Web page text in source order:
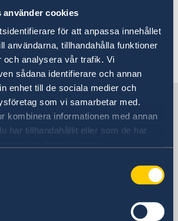
använder cookies
för att anpassa innehållet
användarna, tillhandahålla funktioner
och analysera vår trafik. Vi
sådana identifierare och annan
enhet till de sociala medier och
som vi samarbetar med.
kombinera informationen med annan
har tillhandahållit eller som de har
stängd 1-3 maj
5 6 7 »
och